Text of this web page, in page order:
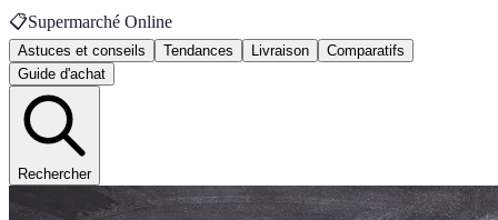
📋Supermarché Online
Astuces et conseils Tendances Livraison
Comparatifs
Guide d'achat
Rechercher